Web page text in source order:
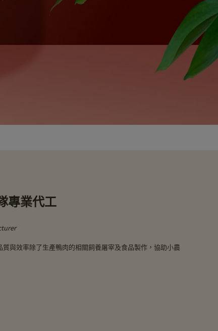
專業代工
與效率除了生產鴨肉的相關飼養屠宰及食品製作，協助小農